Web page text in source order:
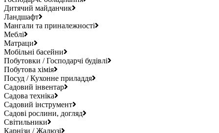
Дитячий майданчик
Ландшафт
Мангали та приналежності
Меблі
Матраци
Мобільні басейни
Побутовки / Господарчі будівлі
Побутова хімія
Посуд / Кухонне приладдя
Садовий інвентар
Садова техніка
Садовий інструмент
Садові рослини, догляд
Світильники
Карнізи / Жалюзі